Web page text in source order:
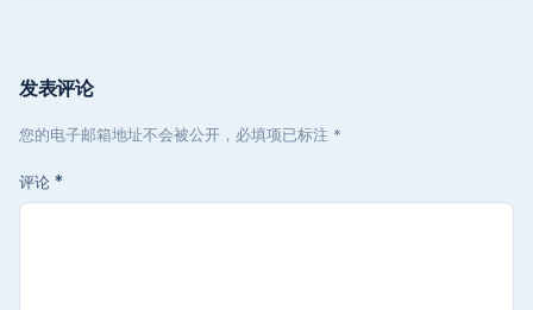
发表评论
您的电子邮箱地址不会被公开，必填项已标注 *
评论 *